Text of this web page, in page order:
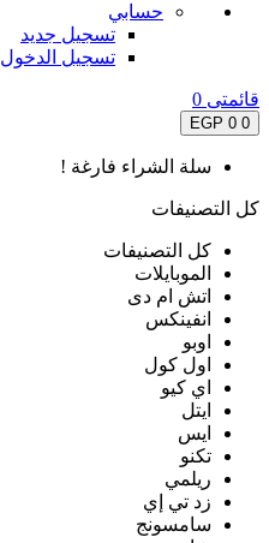
حسابي
تسجيل جديد
تسجيل الدخول
قائمتى 0
0
0 EGP
سلة الشراء فارغة !
كل التصنيفات
كل التصنيفات
الموبايلات
اتش ام دى
انفينكس
اوبو
اول كول
اي كيو
ايتل
ايس
تكنو
ريلمي
زد تي إي
سامسونج